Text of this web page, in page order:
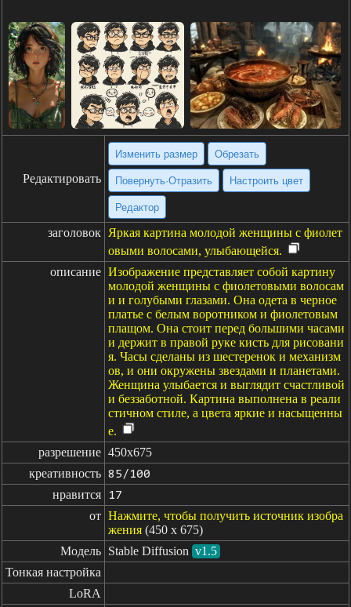
Редактировать
Изменить размер Обрезать
Повернуть·Отразить Настроить цвет
Редактор
заголовок Яркая картина молодой женщины с фиолет
овыми волосами, улыбающейся.
описание Изображение представляет собой картину
молодой женщины с фиолетовыми волосам
и и голубыми глазами. Она одета в черное
платье с белым воротником и фиолетовым
плащом. Она стоит перед большими часами
и держит в правой руке кисть для рисовани
я. Часы сделаны из шестеренок и механизм
ов, и они окружены звездами и планетами.
Женщина улыбается и выглядит счастливой
и беззаботной. Картина выполнена в реали
стичном стиле, а цвета яркие и насыщенны
е.
разрешение 450x675
креативность 85/100
нравится 17
от Нажмите, чтобы получить источник изобра
жения (450 x 675)
Модель Stable Diffusion v1.5
Тонкая настройка
LoRA